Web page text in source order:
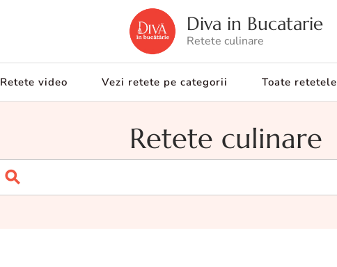
Diva in Bucatarie
Retete culinare
Retete video Vezi retete pe categorii Toate retetele
Retete culinare